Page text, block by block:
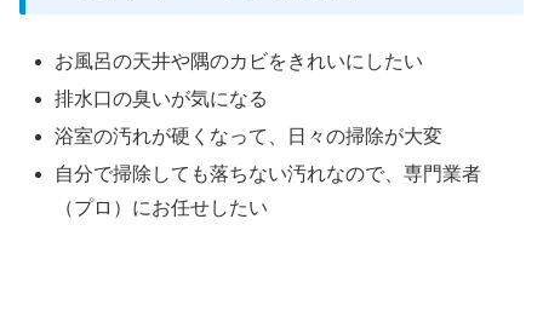
お風呂の天井や隅のカビをきれいにしたい
排水口の臭いが気になる
浴室の汚れが硬くなって、日々の掃除が大変
自分で掃除しても落ちない汚れなので、専門業者
（プロ）にお任せしたい